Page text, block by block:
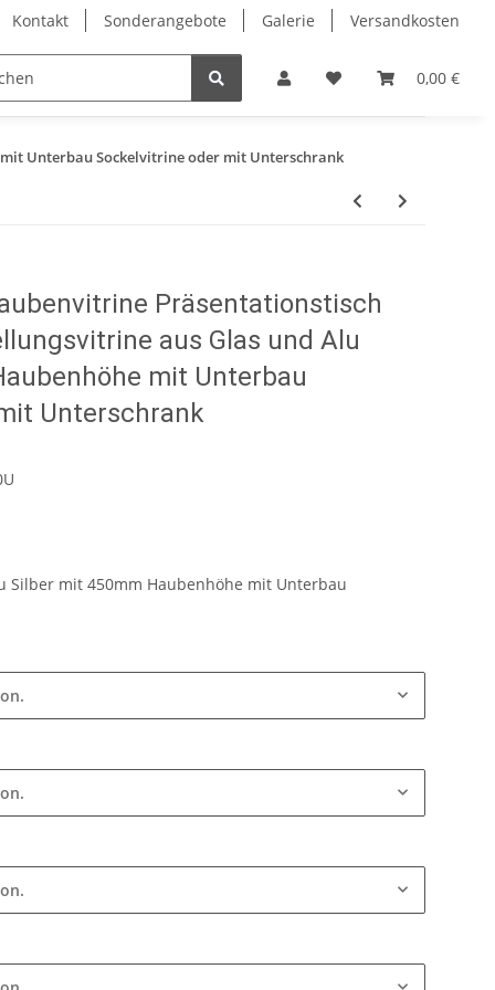
Kontakt Sonderangebote Galerie Versandkosten
0,00 €
Eckvitrinen Hochglanz Design Vitrinen
Unterbau Sockelvitrine oder mit Unterschrank
Präsentationstisch
aus Glas und Alu
mit Unterbau
Unterschrank
Silber mit 450mm Haubenhöhe mit Unterbau